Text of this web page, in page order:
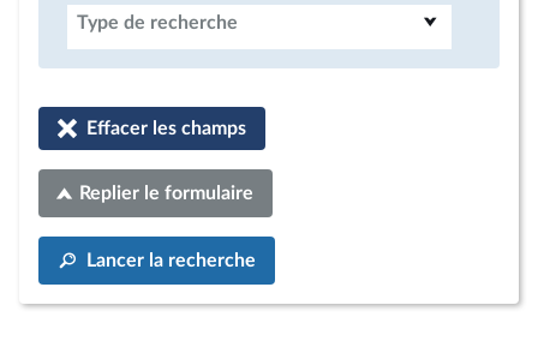
Type de recherche
Effacer les champs
Replier le formulaire
Lancer la recherche